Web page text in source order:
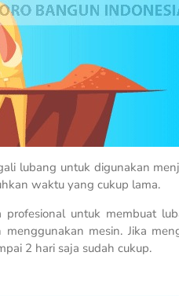
lubang untuk digunakan
waktu yang cukup lama.
untuk membuat
mesin. Jika
2 hari saja sudah cukup.